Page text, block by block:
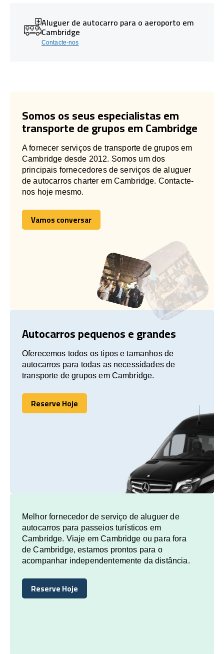
Aluguer de autocarro para o aeroporto em
Cambridge
Contacte-nos
Somos os seus especialistas em
transporte de grupos em Cambridge
A fornecer serviços de transporte de grupos em
Cambridge desde 2012. Somos um dos
principais fornecedores de serviços de aluguer
de autocarros charter em Cambridge. Contacte-
nos hoje mesmo.
Vamos conversar
Vamos conversar
Autocarros pequenos e grandes
Oferecemos todos os tipos e tamanhos de
autocarros para todas as necessidades de
transporte de grupos em Cambridge.
Reserve Hoje
Reserve Hoje
Melhor fornecedor de serviço de aluguer de
autocarros para passeios turísticos em
Cambridge. Viaje em Cambridge ou para fora
de Cambridge, estamos prontos para o
acompanhar independentemente da distância.
Reserve Hoje
Reserve Hoje